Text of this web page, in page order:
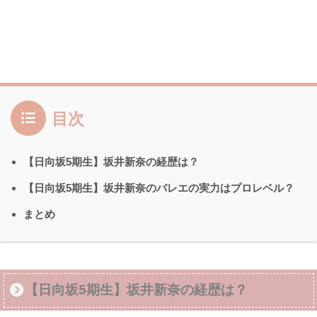
目次
【日向坂5期生】坂井新奈の経歴は？
【日向坂5期生】坂井新奈のバレエの実力はプロレベル？
まとめ
【日向坂5期生】坂井新奈の経歴は？